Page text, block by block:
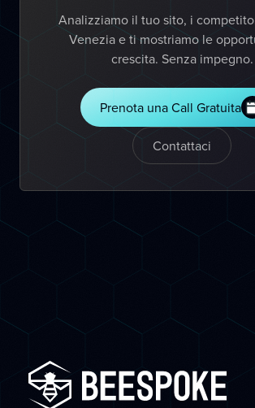
Analizziamo il tuo sito, i
Venezia e ti mostriamo le
crescita. Senza impegno.
Prenota una Call Gratuita
Contattaci